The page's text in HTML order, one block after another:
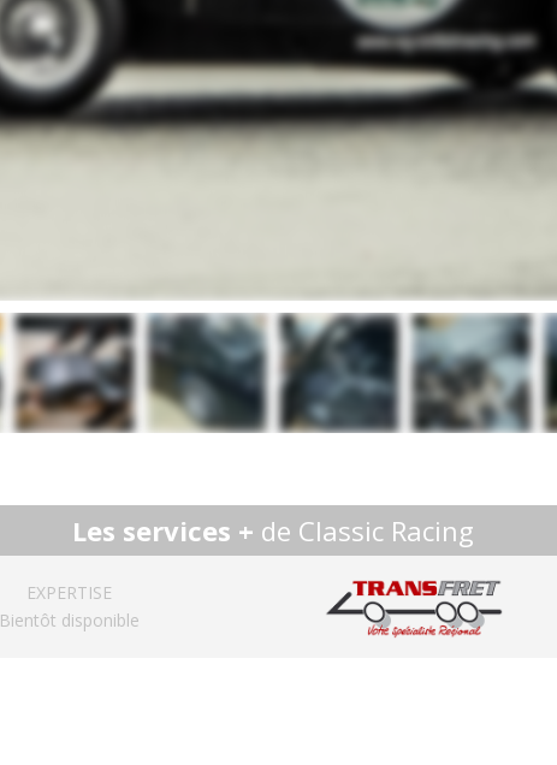
Les services + de Classic Racing
EXPERTISE
Bientôt disponible